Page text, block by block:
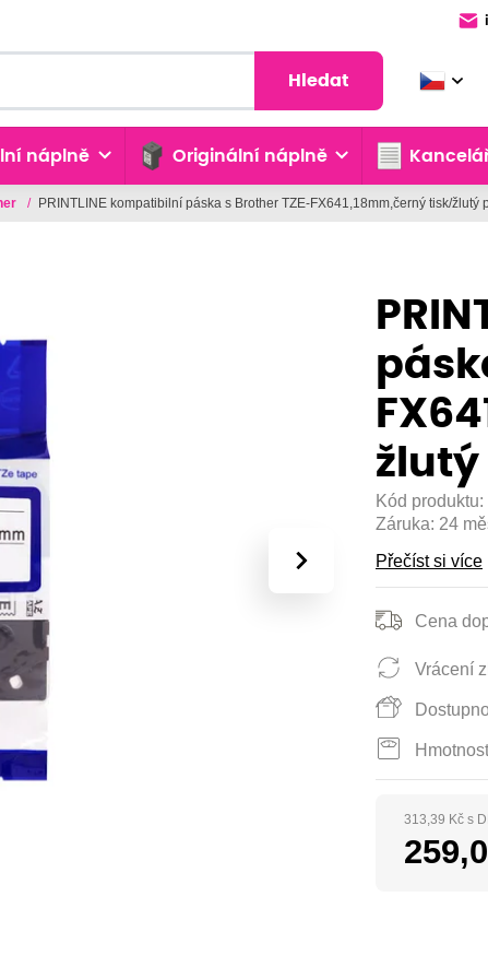
Hledat
náplně Originální náplně
/ PRINTLINE kompatibilní páska s Brother TZE-FX641,18mm,černý tisk/žlutý
›
žlutý
Kód produktu:
Záruka: 24
Přečíst si více
Cena
Vrácení
313,39 Kč s